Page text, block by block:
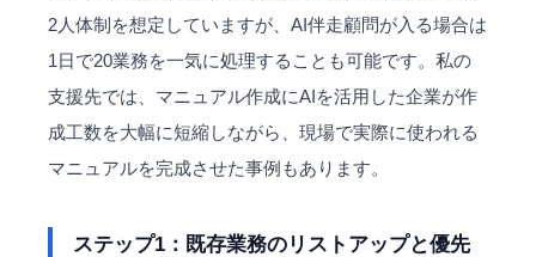
2人体制を想定していますが、AI伴走顧問が入る場合は
1日で20業務を一気に処理することも可能です。私の
支援先では、マニュアル作成にAIを活用した企業が作
成工数を大幅に短縮しながら、現場で実際に使われる
マニュアルを完成させた事例もあります。
ステップ1：既存業務のリストアップと優先